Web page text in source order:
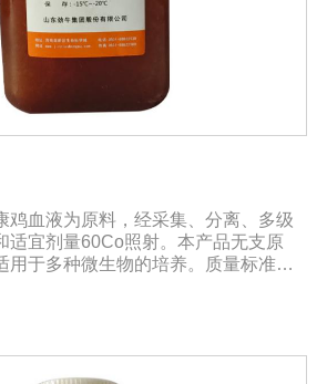
鸡血液为原料，经采集、分离、多级
适宜剂量60Co照射。本产品无支原
用于多种微生物的培养。质量标准：
20℃有效期：5年注意事项：解
（ -20℃→2-8℃→ 室温），可减少沉
不会受到影响。